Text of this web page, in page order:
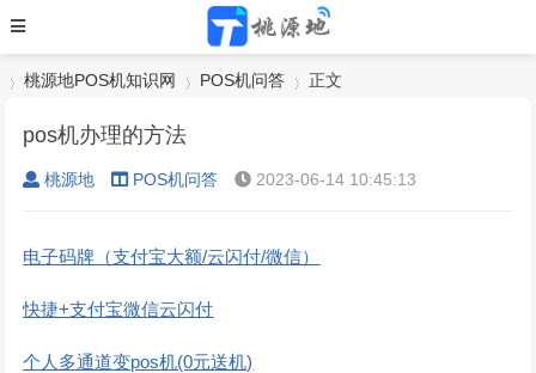
桃源地POS机知识网
›
POS机问答
›
正文
pos机办理的方法
桃源地 POS机问答 2023-06-14 10:45:13
电子码牌（支付宝大额/云闪付/微信）
快捷+支付宝微信云闪付
个人多通道变pos机(0元送机)